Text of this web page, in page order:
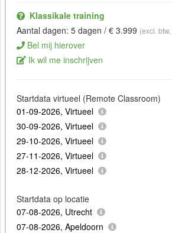
Klassikale training
Aantal dagen: 5 dagen / € 3.999 (excl.
Bel mij hierover
Ik wil me inschrijven
Startdata virtueel (Remote Classroom)
01-09-2026, Virtueel
30-09-2026, Virtueel
29-10-2026, Virtueel
27-11-2026, Virtueel
28-12-2026, Virtueel
Startdata op locatie
07-08-2026, Utrecht
07-08-2026, Apeldoorn